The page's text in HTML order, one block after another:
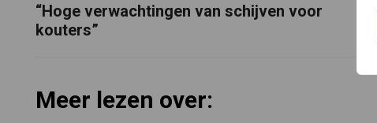
“Hoge verwachtingen van schijven voor
kouters”
Meer lezen over: